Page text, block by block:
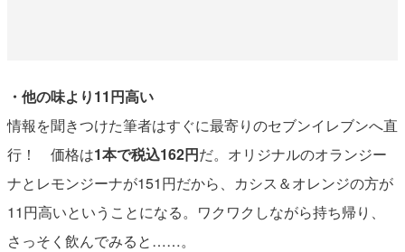
・他の味より11円高い
情報を聞きつけた筆者はすぐに最寄りのセブンイレブンへ直
行！ 価格は1本で税込162円だ。オリジナルのオランジー
ナとレモンジーナが151円だから、カシス＆オレンジの方が
11円高いということになる。ワクワクしながら持ち帰り、
さっそく飲んでみると……。